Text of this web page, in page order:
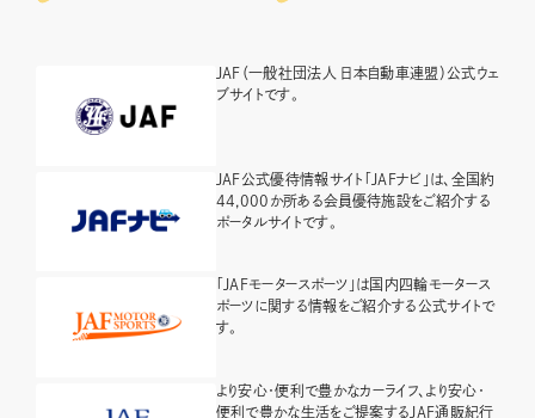
JAF（一般社団法人 日本自動車連盟）公式ウェ
ブサイトです。
JAF公式優待情報サイト「JAFナビ」は、全国約
44,000か所ある会員優待施設をご紹介する
ポータルサイトです。
「JAFモータースポーツ」は国内四輪モータース
ポーツに関する情報をご紹介する公式サイトで
す。
より安心・便利で豊かなカーライフ、より安心・
便利で豊かな生活をご提案するJAF通販紀行